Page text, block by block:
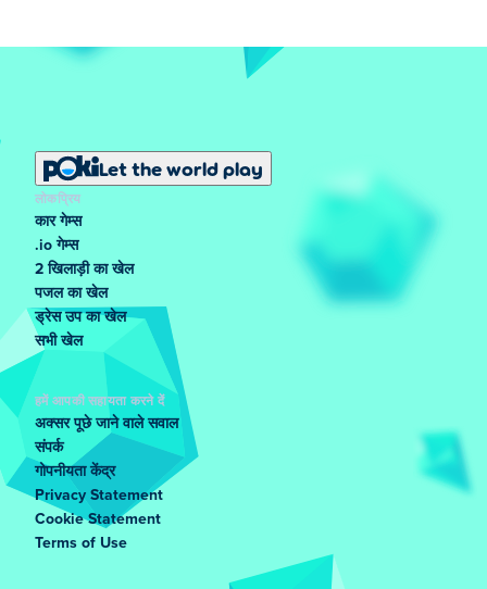
Let the world play
लोकप्रिय
कार गेम्स
.io गेम्स
2 खिलाड़ी का खेल
पजल का खेल
ड्रेस उप का खेल
सभी खेल
हमें आपकी सहायता करने दें
अक्सर पूछे जाने वाले सवाल
संपर्क
गोपनीयता केंद्र
Privacy Statement
Cookie Statement
Terms of Use